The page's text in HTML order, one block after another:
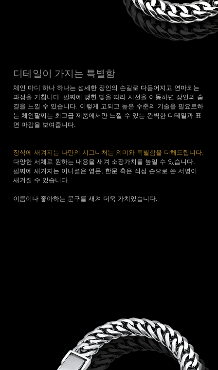
디테일이 가지는 특별함
체인 마디 하나 하나는 섬세한 장인의 손길로 다듬어지고 연마되는
과정을 거칩니다. 팔찌에 맺힌 빛을 따라 시선을 이동하면 장인의 숨
결을 느낄 수 있습니다. 이렇게 고되고 높은 수준의 기술을 필요로하
는 체인팔찌는 최고급 제품에서만 느낄 수 있는 완벽한 디테일과 표
면 마감을 보여줍니다.
장식에 새겨지는 나만의 시그니처는 의미와 특별함을 더해드립니다.
다양한 서체로 원하는 내용을 새겨 소장가치를 높일 수 있습니다.
팔찌에 새겨지는 이니셜은 영문, 한문 혹은 직접 손으로 쓴 서명이
새겨질 수 있습니다.
이름이나 좋아하는 문구를 새겨 더욱 가치있습니다.